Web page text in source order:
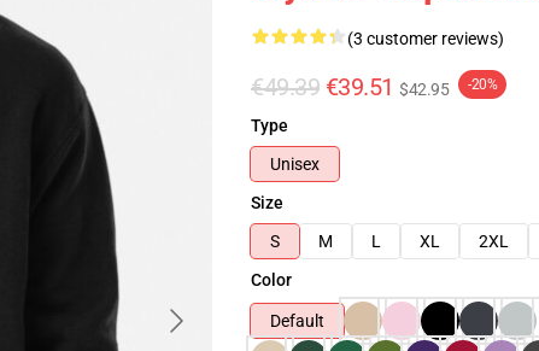
(3 customer reviews)
€49.39 €39.51 $42.95 -20%
Type
Unisex
Size
S
M L XL 2XL
Color
Default